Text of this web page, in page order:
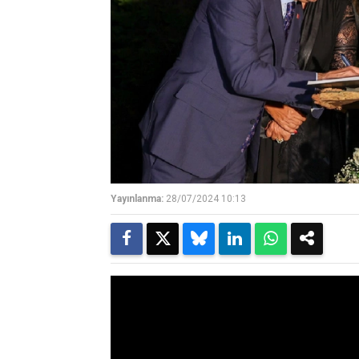
Yayınlanma: 28/07/2024 10:13